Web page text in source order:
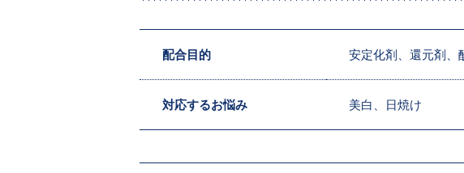
配合目的 安定化剤、還元剤、
対応するお悩み 美白、日焼け